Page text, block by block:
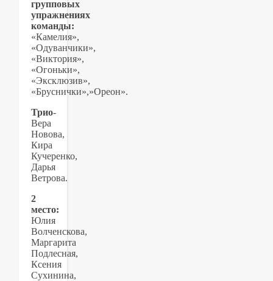
групповых
упражнениях
команды:
«Камелия»,
«Одуванчики»,
«Виктория»,
«Огоньки»,
«Эксклюзив»,
«Бруснички»,»Ореон».
Трио-
Вера
Новова,
Кира
Кучеренко,
Дарья
Ветрова.
2
место:
Юлия
Волченскова,
Маргарита
Подлесная,
Ксения
Сухинина,